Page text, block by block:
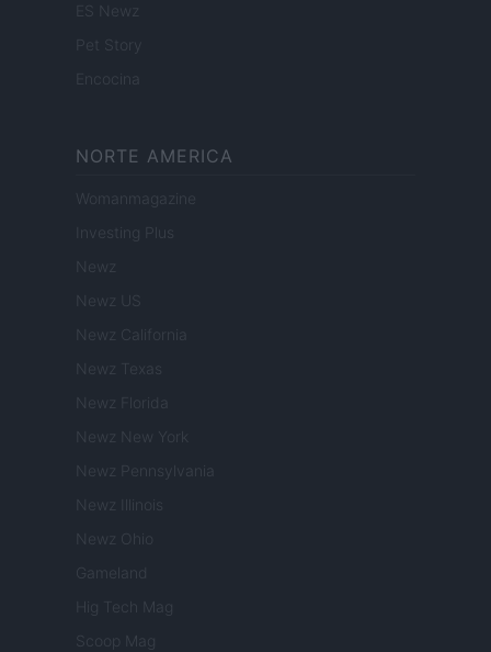
ES Newz
Encocina
NORTE AMERICA
Womanmagazine
Investing Plus
Newz
Newz US
Newz California
Newz Texas
Newz Florida
Newz New York
Newz Pennsylvania
Newz Illinois
Newz Ohio
Gameland
Hig Tech Mag
Scoop Mag